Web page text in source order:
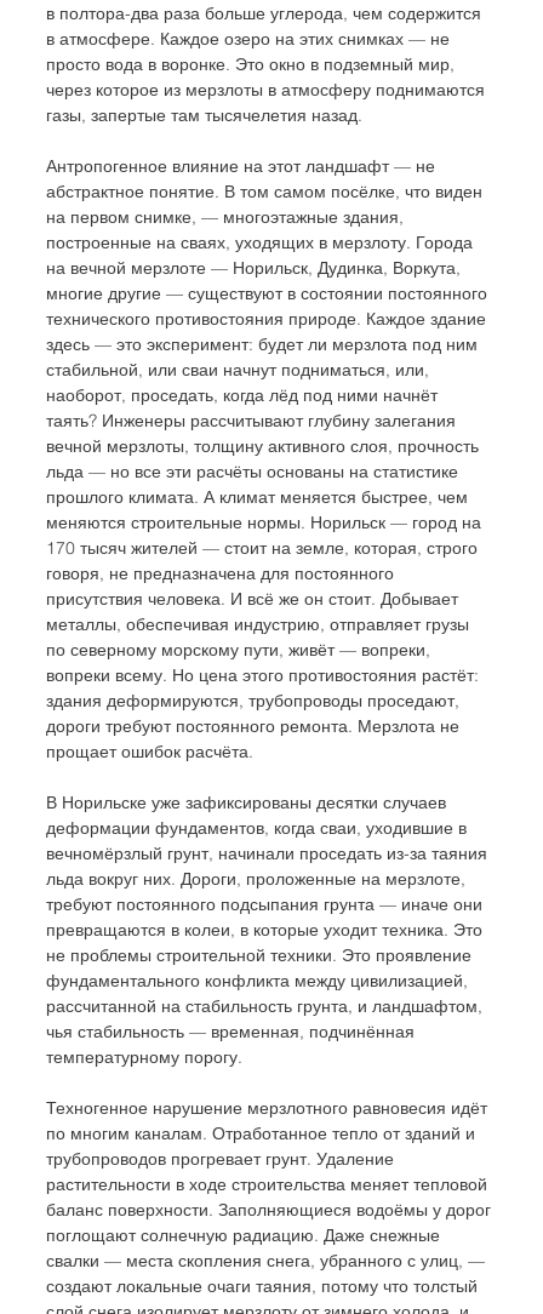
в полтора-два раза больше углерода, чем содержится
в атмосфере. Каждое озеро на этих снимках — не
просто вода в воронке. Это окно в подземный мир,
через которое из мерзлоты в атмосферу поднимаются
газы, запертые там тысячелетия назад.
Антропогенное влияние на этот ландшафт — не
абстрактное понятие. В том самом посёлке, что виден
на первом снимке, — многоэтажные здания,
построенные на сваях, уходящих в мерзлоту. Города
на вечной мерзлоте — Норильск, Дудинка, Воркута,
многие другие — существуют в состоянии постоянного
технического противостояния природе. Каждое здание
здесь — это эксперимент: будет ли мерзлота под ним
стабильной, или сваи начнут подниматься, или,
наоборот, проседать, когда лёд под ними начнёт
таять? Инженеры рассчитывают глубину залегания
вечной мерзлоты, толщину активного слоя, прочность
льда — но все эти расчёты основаны на статистике
прошлого климата. А климат меняется быстрее, чем
меняются строительные нормы. Норильск — город на
170 тысяч жителей — стоит на земле, которая, строго
говоря, не предназначена для постоянного
присутствия человека. И всё же он стоит. Добывает
металлы, обеспечивая индустрию, отправляет грузы
по северному морскому пути, живёт — вопреки,
вопреки всему. Но цена этого противостояния растёт:
здания деформируются, трубопроводы проседают,
дороги требуют постоянного ремонта. Мерзлота не
прощает ошибок расчёта.
В Норильске уже зафиксированы десятки случаев
деформации фундаментов, когда сваи, уходившие в
вечномёрзлый грунт, начинали проседать из-за таяния
льда вокруг них. Дороги, проложенные на мерзлоте,
требуют постоянного подсыпания грунта — иначе они
превращаются в колеи, в которые уходит техника. Это
не проблемы строительной техники. Это проявление
фундаментального конфликта между цивилизацией,
рассчитанной на стабильность грунта, и ландшафтом,
чья стабильность — временная, подчинённая
температурному порогу.
Техногенное нарушение мерзлотного равновесия идёт
по многим каналам. Отработанное тепло от зданий и
трубопроводов прогревает грунт. Удаление
растительности в ходе строительства меняет тепловой
баланс поверхности. Заполняющиеся водоёмы у дорог
поглощают солнечную радиацию. Даже снежные
свалки — места скопления снега, убранного с улиц, —
создают локальные очаги таяния, потому что толстый